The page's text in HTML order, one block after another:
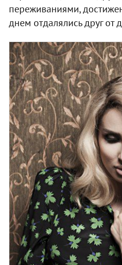
переживаниями,
днем отдалялись друг от